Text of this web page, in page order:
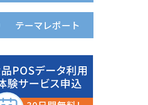
テーマレポート